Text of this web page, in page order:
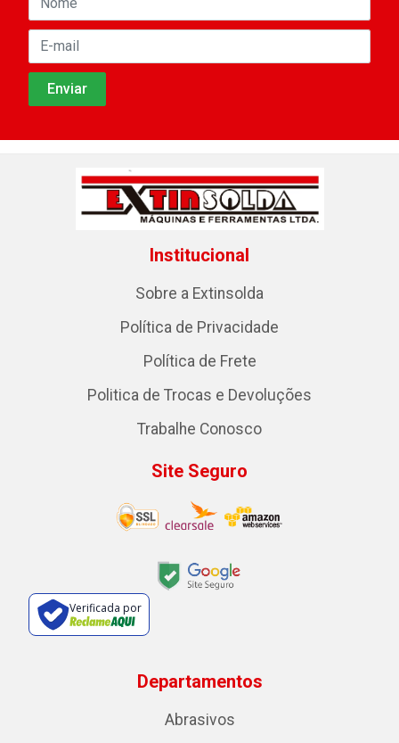
Institucional
Sobre a Extinsolda
Política de Privacidade
Política de Frete
Politica de Trocas e Devoluções
Trabalhe Conosco
Site Seguro
Verificada por
Departamentos
Abrasivos